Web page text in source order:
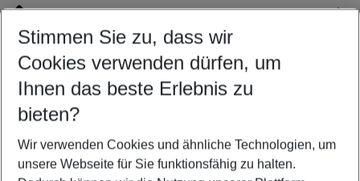
Location
Customize your offer
Find the perfect deal which suits your best
Your departure airport
Any airport
Select your date range
10/08/26–08/08/27 5-8 nights
Stimmen Sie zu, dass wir
Cookies verwenden dürfen, um
Ihnen das beste Erlebnis zu
bieten?
Wir verwenden Cookies und ähnliche Technologien, um
unsere Webseite für Sie funktionsfähig zu halten.